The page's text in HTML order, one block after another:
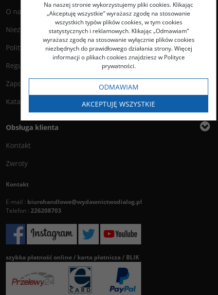
O nas
Niezbędnik Autora
Polityka prywatności
Regulamin księgarni
Zapowiedzi
Katalog
Obsługa klienta
Kontakt
Zwroty
Kontakt
E-mail : biurohandlowe@wydawnictwodialog.pl
Telefon : 226208703
szybka płatność online / karta płatnicza / BLIK
Na naszej stronie wykorzystujemy pliki cookies. Klikając
„Akceptuję wszystkie” wyrażasz zgodę na stosowanie
wszystkich typów plików cookies, w tym cookies
statystycznych i reklamowych. Klikając „Odmawiam”
wyrażasz zgodę na stosowanie wyłącznie plików cookies
niezbędnych do prawidłowego działania strony. Więcej
informacji o plikach cookies znajdziesz w Polityce
prywatności.
ODMAWIAM
AKCEPTUJĘ WSZYSTKIE